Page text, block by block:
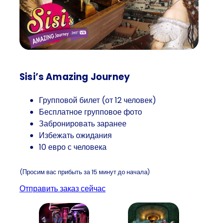
Sisi’s Amazing Journey
Групповой билет (от 12 человек)
Бесплатное групповое фото
Забронировать заранее
Избежать ожидания
10 евро с человека
(Просим вас прибыть за 15 минут до начала)
Отправить заказ сейчас